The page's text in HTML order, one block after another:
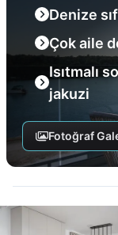
Denize
Çok aile
Isıtmalı
jakuzi
Fotoğraf